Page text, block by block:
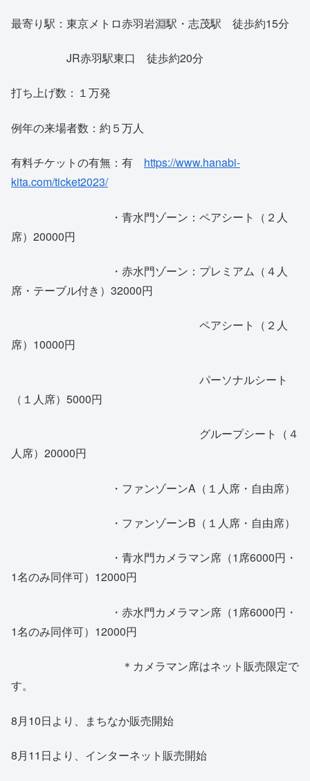
最寄り駅：東京メトロ赤羽岩淵駅・志茂駅 徒歩約15分
JR赤羽駅東口 徒歩約20分
打ち上げ数：１万発
例年の来場者数：約５万人
有料チケットの有無：有 https://www.hanabi-
kita.com/ticket2023/
・青水門ゾーン：ペアシート（２人
席）20000円
・赤水門ゾーン：プレミアム（４人
席・テーブル付き）32000円
ペアシート（２人
席）10000円
パーソナルシート
（１人席）5000円
グループシート（４
人席）20000円
・ファンゾーンA（１人席・自由席）
・ファンゾーンB（１人席・自由席）
・青水門カメラマン席（1席6000円・
1名のみ同伴可）12000円
・赤水門カメラマン席（1席6000円・
1名のみ同伴可）12000円
＊カメラマン席はネット販売限定で
す。
8月10日より、まちなか販売開始
8月11日より、インターネット販売開始